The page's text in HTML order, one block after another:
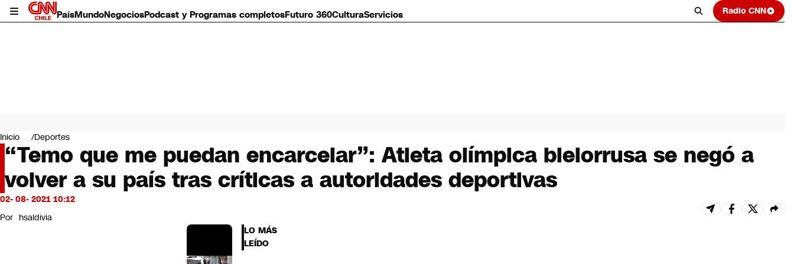
PaísMundoNegociosPodcast y Programas completosFuturo 360CulturaServicios Radio CNN
Mundo
Negocios
Deportes
Programas completos
Cultura
Servicios
Bits
CNN Data
Inicio Deportes
“Temo que me puedan encarcelar”: Atleta olímpica bielorrusa se negó a
volver a su país tras críticas a autoridades deportivas
02- 08- 2021 10:12
Por hsaldivia
LO MÁS
LEÍDO